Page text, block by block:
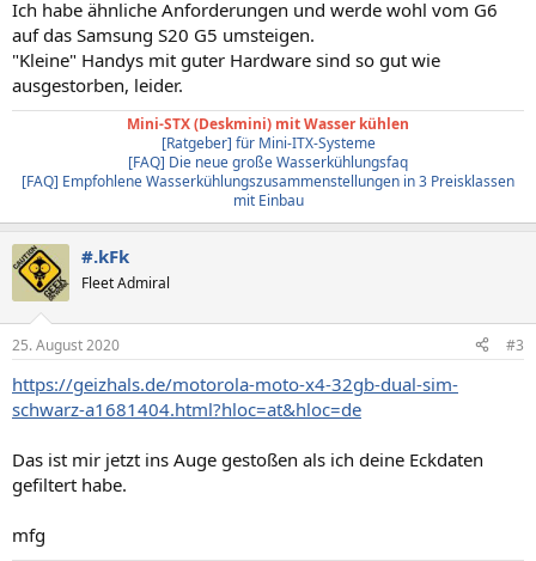
Ich habe ähnliche Anforderungen und werde wohl vom G6
auf das Samsung S20 G5 umsteigen.
"Kleine" Handys mit guter Hardware sind so gut wie
ausgestorben, leider.
Mini-STX (Deskmini) mit Wasser kühlen
[Ratgeber] für Mini-ITX-Systeme
[FAQ] Die neue große Wasserkühlungsfaq
[FAQ] Empfohlene Wasserkühlungszusammenstellungen in 3 Preisklassen
mit Einbau
#.kFk
Fleet Admiral
25. August 2020 #3
https://geizhals.de/motorola-moto-x4-32gb-dual-sim-
schwarz-a1681404.html?hloc=at&hloc=de
Das ist mir jetzt ins Auge gestoßen als ich deine Eckdaten
gefiltert habe.
mfg